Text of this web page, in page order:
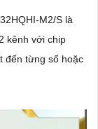
M2/S là
kênh với chip
đến từng số hoặc